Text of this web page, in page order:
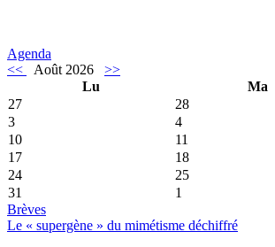
Agenda
<<
Août 2026 >>
Lu
Ma
27
28
3
4
10
11
17
18
24
25
31
1
Brèves
Le « supergène » du mimétisme déchiffré